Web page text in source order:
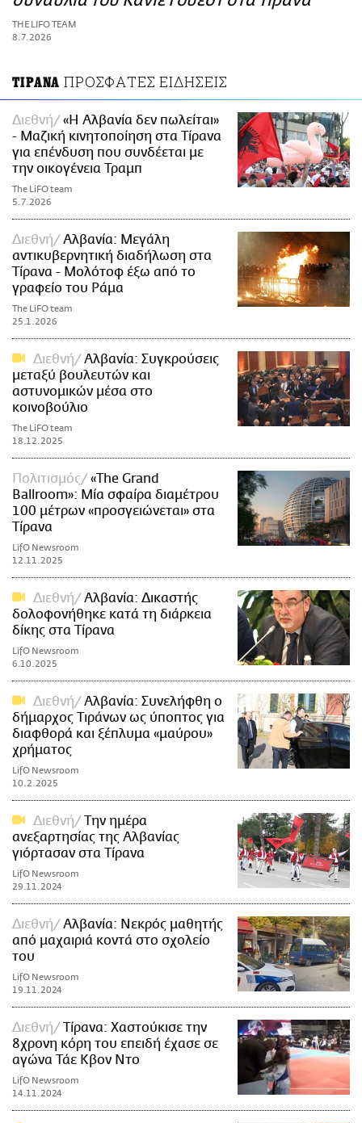
ΑΜΠΑ
PRINT
THE LIFO TEAM
8.7.2026
ΤΙΡΑΝΑ ΠΡΟΣΦΑΤΕΣ ΕΙΔΗΣΕΙΣ
Διεθνή
«Η Αλβανία δεν πωλείται»
- Μαζική κινητοποίηση στα Τίρανα
για επένδυση που συνδέεται με
την οικογένεια Τραμπ
The LiFO team
5.7.2026
Διεθνή
Αλβανία: Μεγάλη
αντικυβερνητική διαδήλωση στα
Τίρανα - Μολότοφ έξω από το
γραφείο του Ράμα
The LiFO team
25.1.2026
Διεθνή
Αλβανία: Συγκρούσεις
μεταξύ βουλευτών και
αστυνομικών μέσα στο
κοινοβούλιο
The LiFO team
18.12.2025
Πολιτισμός
«The Grand
Ballroom»: Μία σφαίρα διαμέτρου
100 μέτρων «προσγειώνεται» στα
Τίρανα
LifO Newsroom
12.11.2025
Διεθνή
Αλβανία: Δικαστής
δολοφονήθηκε κατά τη διάρκεια
δίκης στα Τίρανα
LifO Newsroom
6.10.2025
Διεθνή
Αλβανία: Συνελήφθη ο
δήμαρχος Τιράνων ως ύποπτος για
διαφθορά και ξέπλυμα «μαύρου»
χρήματος
LifO Newsroom
10.2.2025
Διεθνή
Την ημέρα
ανεξαρτησίας της Αλβανίας
γιόρτασαν στα Τίρανα
LifO Newsroom
29.11.2024
Διεθνή
Αλβανία: Νεκρός μαθητής
από μαχαιριά κοντά στο σχολείο
του
LifO Newsroom
19.11.2024
Διεθνή
Τίρανα: Χαστούκισε την
8χρονη κόρη του επειδή έχασε σε
αγώνα Τάε Κβον Ντο
LifO Newsroom
14.11.2024